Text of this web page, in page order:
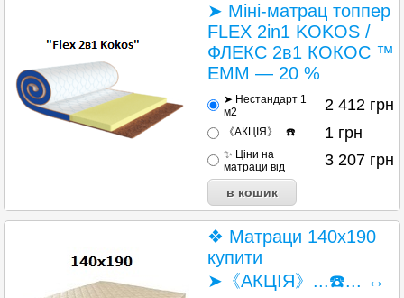
➤ Міні-матрац топпер
FLEX 2in1 KOKOS /
ФЛЕКС 2в1 КОКОС ™
ЕММ — 20 %
➤ Нестандарт 1
м2
2 412 грн
《АКЦІЯ》...☎️... 1 грн
✨ Ціни на
матраци від
3 207 грн
❖ Матраци 140х190
купити
➤《АКЦІЯ》...☎️... ↔